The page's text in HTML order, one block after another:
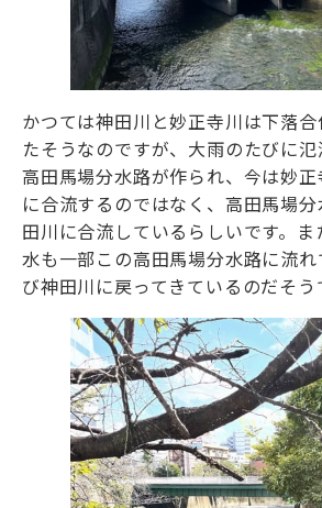
かつては神田川と妙正寺川は下落
たそうなのですが、大雨のたびに
高田馬場分水路が作られ、今は妙
に合流するのではなく、高田馬場
田川に合流しているらしいです。
水も一部この高田馬場分水路に流
び神田川に戻ってきているのだそう